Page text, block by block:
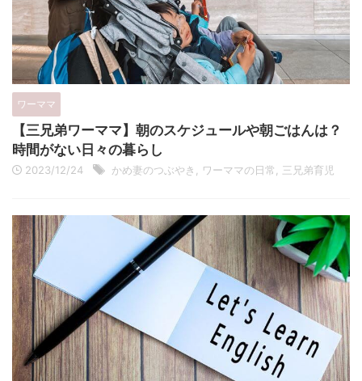
ワーママ
【三兄弟ワーママ】朝のスケジュールや朝ごはんは？
時間がない日々の暮らし
2023/12/24 かめ妻のつぶやき , ワーママの日常, 三兄弟育児